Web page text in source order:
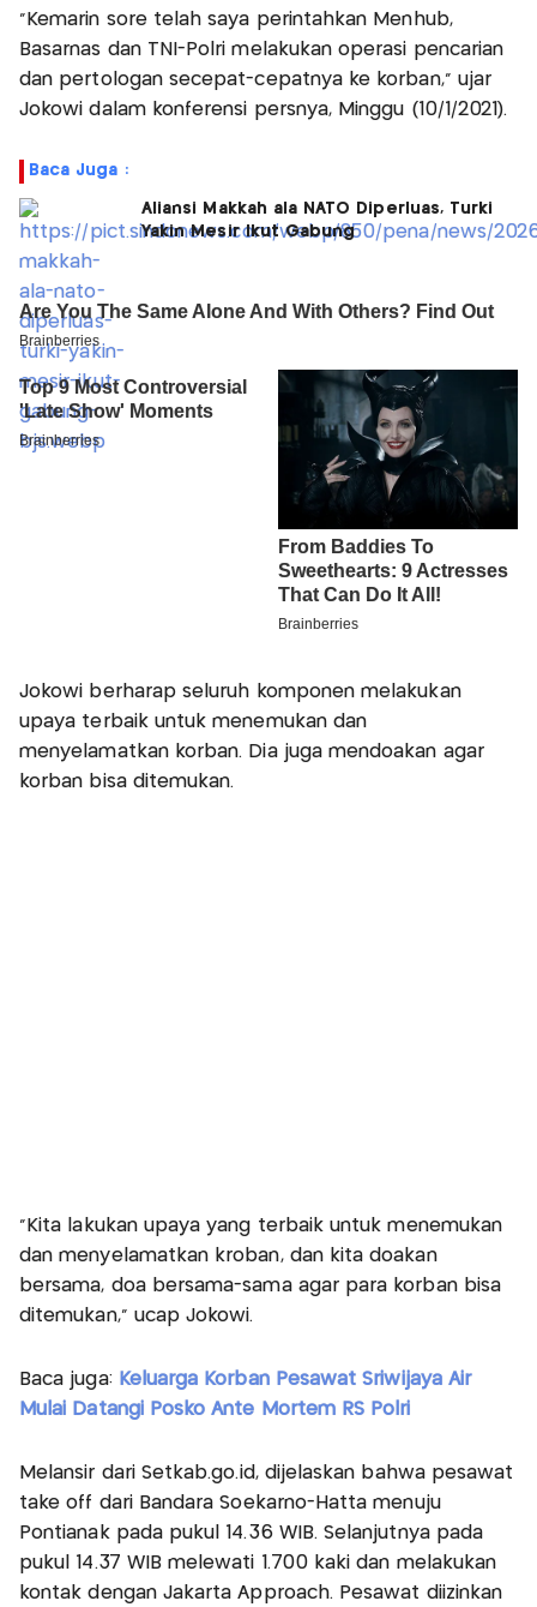
“Kemarin sore telah saya perintahkan Menhub,
Basarnas dan TNI-Polri melakukan operasi pencarian
dan pertologan secepat-cepatnya ke korban,” ujar
Jokowi dalam konferensi persnya, Minggu (10/1/2021).
Baca Juga :
Aliansi Makkah ala NATO Diperluas, Turki
Yakin Mesir Ikut Gabung
Jokowi berharap seluruh komponen melakukan
upaya terbaik untuk menemukan dan
menyelamatkan korban. Dia juga mendoakan agar
korban bisa ditemukan.
“Kita lakukan upaya yang terbaik untuk menemukan
dan menyelamatkan kroban, dan kita doakan
bersama, doa bersama-sama agar para korban bisa
ditemukan,” ucap Jokowi.
Baca juga: Keluarga Korban Pesawat Sriwijaya Air
Mulai Datangi Posko Ante Mortem RS Polri
Melansir dari Setkab.go.id, dijelaskan bahwa pesawat
take off dari Bandara Soekarno-Hatta menuju
Pontianak pada pukul 14.36 WIB. Selanjutnya pada
pukul 14.37 WIB melewati 1.700 kaki dan melakukan
kontak dengan Jakarta Approach. Pesawat diizinkan